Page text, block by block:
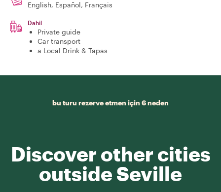
English, Español, Français
Dahil
Private guide
Car transport
a Local Drink & Tapas
bu turu rezerve etmen için 6 neden
Discover other cities
outside Seville